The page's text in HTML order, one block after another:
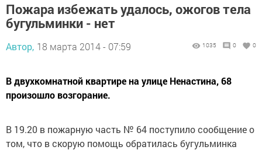
Пожара избежать удалось, ожогов тела
бугульминки - нет
Автор, 18 марта 2014 - 07:59 1035 0 0
В двухкомнатной квартире на улице Ненастина, 68
произошло возгорание.
В 19.20 в пожарную часть № 64 поступило сообщение о
том, что в скорую помощь обратилась бугульминка